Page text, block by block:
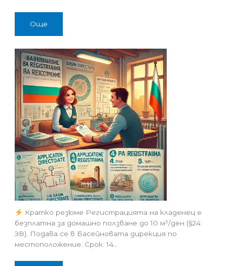
Още
Кратко резюме Регистрацията на кладенец е
безплатна за домашно ползване до 10 м³/ден (§24
ЗВ). Подава се в Басейновата дирекция по
местоположение. Срок: 14…